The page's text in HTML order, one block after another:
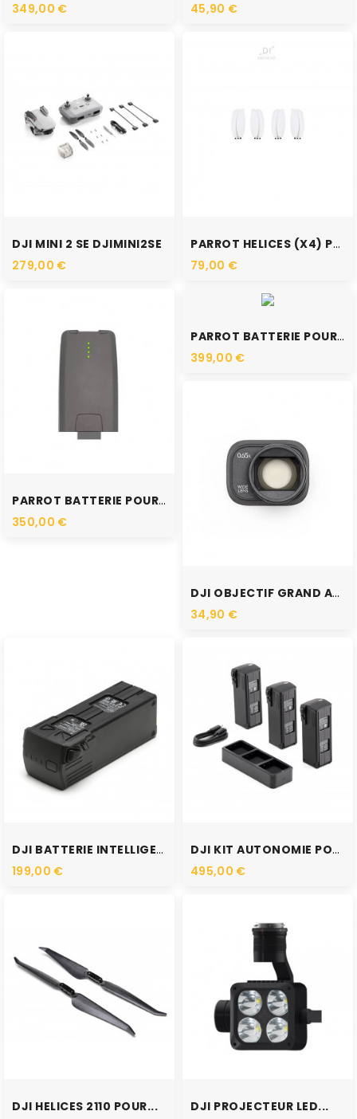
349,00 €
45,90 €
DJI MINI 2 SE DJIMINI2SE
279,00 €
PARROT HELICES (X4) POUR...
79,00 €
PARROT BATTERIE POUR ANAFI...
350,00 €
PARROT BATTERIE POUR ANAFI...
399,00 €
DJI OBJECTIF GRAND ANGLE...
34,90 €
DJI BATTERIE INTELLIGENTE...
199,00 €
DJI KIT AUTONOMIE POUR DJI...
495,00 €
DJI HELICES 2110 POUR... DJI PROJECTEUR LED...